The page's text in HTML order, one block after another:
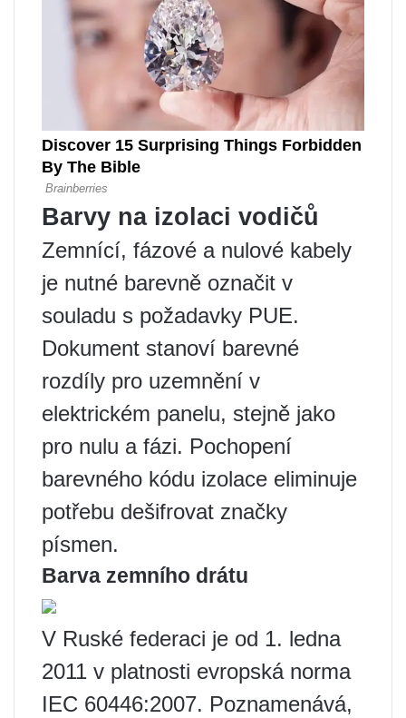
Barvy na izolaci vodičů
Zemnící, fázové a nulové kabely
je nutné barevně označit v
souladu s požadavky PUE.
Dokument stanoví barevné
rozdíly pro uzemnění v
elektrickém panelu, stejně jako
pro nulu a fázi. Pochopení
barevného kódu izolace eliminuje
potřebu dešifrovat značky
písmen.
Barva zemního drátu
V Ruské federaci je od 1. ledna
2011 v platnosti evropská norma
IEC 60446:2007. Poznamenává,